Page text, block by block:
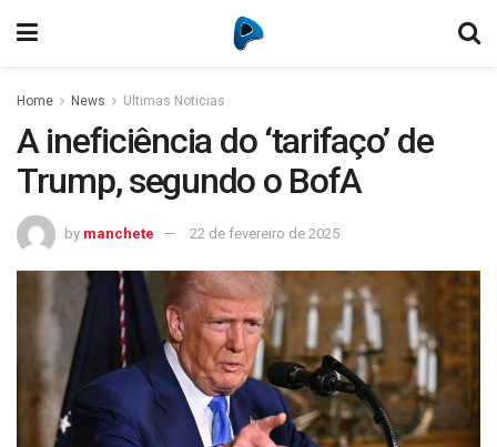
Home News Ultimas Noticias
A ineficiência do ‘tarifaço’ de
Trump, segundo o BofA
by manchete 22 de fevereiro de 2025